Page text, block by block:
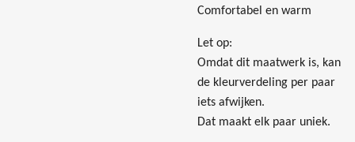
Comfortabel en warm
Let op:
Omdat dit maatwerk is, kan
de kleurverdeling per paar
iets afwijken.
Dat maakt elk paar uniek.